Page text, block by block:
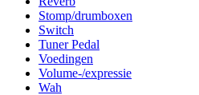
Stomp/drumboxen
Switch
Tuner Pedal
Voedingen
Volume-/expressie
Wah